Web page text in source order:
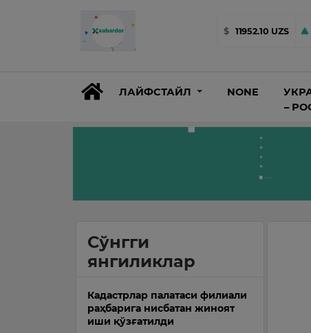
$ 11952.10 UZS
ЛАЙФСТАЙЛ NONE
–
Сўнгги
янгиликлар
Кадастрлар палатаси филиали
раҳбарига нисбатан жиноят
иши қўзғатилди